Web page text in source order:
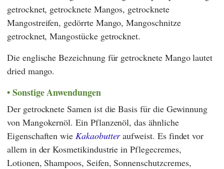
getrocknet, getrocknete Mangos, getrocknete
Mangostreifen, gedörrte Mango, Mangoschnitze
getrocknet, Mangostücke getrocknet.
Die englische Bezeichnung für getrocknete Mango lautet
dried mango.
Sonstige Anwendungen
Der getrocknete Samen ist die Basis für die Gewinnung
von Mangokernöl. Ein Pflanzenöl, das ähnliche
Eigenschaften wie Kakaobutteraufweist. Es findet vor
allem in der Kosmetikindustrie in Pflegecremes,
Lotionen, Shampoos, Seifen, Sonnenschutzcremes,